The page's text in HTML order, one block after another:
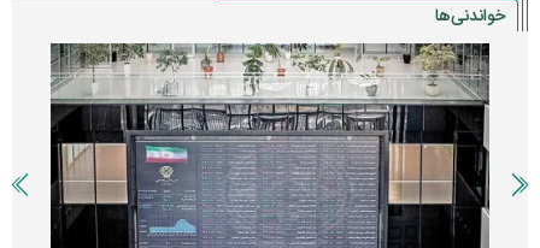
خواندنی‌ها